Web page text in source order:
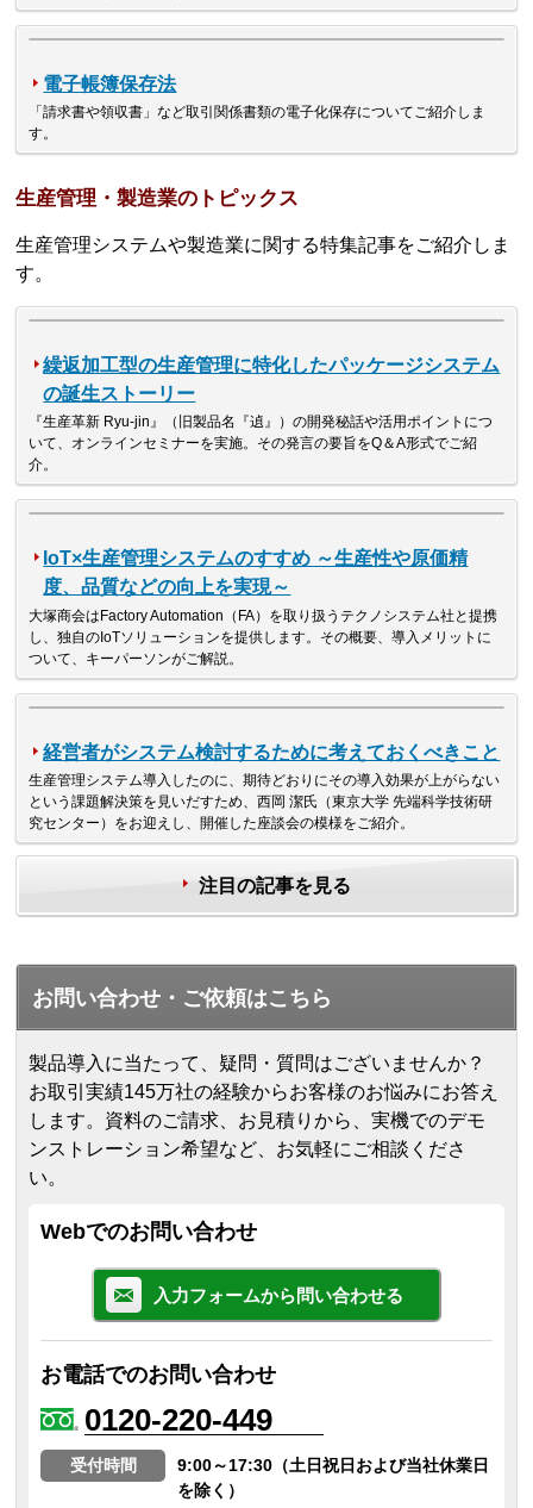
電子帳簿保存法
「請求書や領収書」など取引関係書類の電子化保存についてご紹介しま
す。
生産管理・製造業のトピックス
生産管理システムや製造業に関する特集記事をご紹介しま
す。
繰返加工型の生産管理に特化したパッケージシステム
の誕生ストーリー
『生産革新 Ryu-jin』（旧製品名『遉』）の開発秘話や活用ポイントにつ
いて、オンラインセミナーを実施。その発言の要旨をQ＆A形式でご紹
介。
IoT×生産管理システムのすすめ ～生産性や原価精
度、品質などの向上を実現～
大塚商会はFactory Automation（FA）を取り扱うテクノシステム社と提携
し、独自のIoTソリューションを提供します。その概要、導入メリットに
ついて、キーパーソンがご解説。
経営者がシステム検討するために考えておくべきこと
生産管理システム導入したのに、期待どおりにその導入効果が上がらない
という課題解決策を見いだすため、西岡 潔氏（東京大学 先端科学技術研
究センター）をお迎えし、開催した座談会の模様をご紹介。
注目の記事を見る
お問い合わせ・ご依頼はこちら
製品導入に当たって、疑問・質問はございませんか？
お取引実績145万社の経験からお客様のお悩みにお答え
します。 資料のご請求、お見積りから、実機でのデモ
ンストレーション希望など、お気軽にご相談くださ
い。
Webでのお問い合わせ
入力フォームから問い合わせる
お電話でのお問い合わせ
0120-220-449
受付時間
9:00～17:30（土日祝日および当社休業日
を除く）